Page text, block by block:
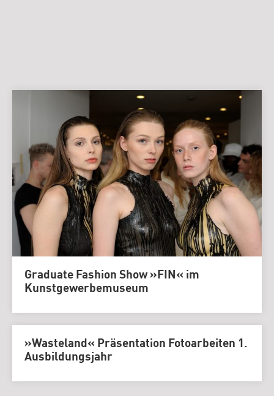
Graduate Fashion Show »FIN« im
Kunstgewerbemuseum
»Wasteland« Präsentation Fotoarbeiten 1.
Ausbildungsjahr